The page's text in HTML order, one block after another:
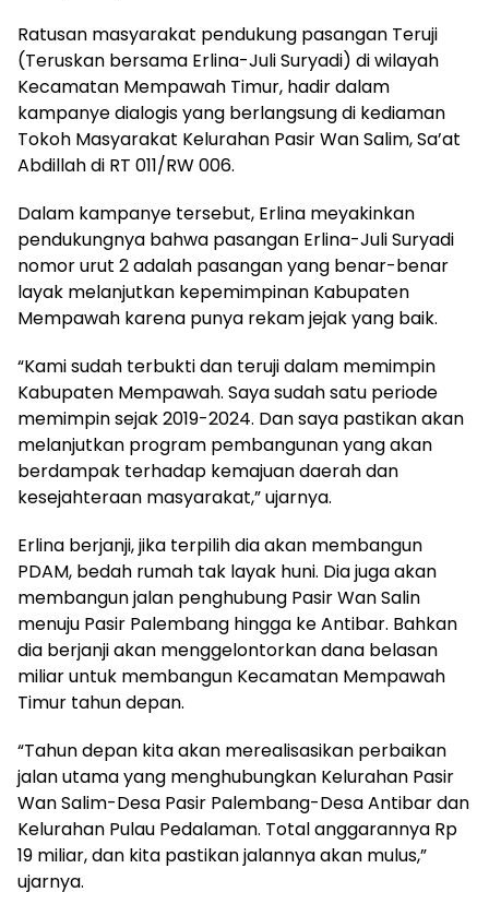
Ratusan masyarakat pendukung pasangan Teruji
(Teruskan bersama Erlina-Juli Suryadi) di wilayah
Kecamatan Mempawah Timur, hadir dalam
kampanye dialogis yang berlangsung di kediaman
Tokoh Masyarakat Kelurahan Pasir Wan Salim, Sa’at
Abdillah di RT 011/RW 006.
Dalam kampanye tersebut, Erlina meyakinkan
pendukungnya bahwa pasangan Erlina-Juli Suryadi
nomor urut 2 adalah pasangan yang benar-benar
layak melanjutkan kepemimpinan Kabupaten
Mempawah karena punya rekam jejak yang baik.
“Kami sudah terbukti dan teruji dalam memimpin
Kabupaten Mempawah. Saya sudah satu periode
memimpin sejak 2019-2024. Dan saya pastikan akan
melanjutkan program pembangunan yang akan
berdampak terhadap kemajuan daerah dan
kesejahteraan masyarakat,” ujarnya.
Erlina berjanji, jika terpilih dia akan membangun
PDAM, bedah rumah tak layak huni. Dia juga akan
membangun jalan penghubung Pasir Wan Salin
menuju Pasir Palembang hingga ke Antibar. Bahkan
dia berjanji akan menggelontorkan dana belasan
miliar untuk membangun Kecamatan Mempawah
Timur tahun depan.
“Tahun depan kita akan merealisasikan perbaikan
jalan utama yang menghubungkan Kelurahan Pasir
Wan Salim-Desa Pasir Palembang-Desa Antibar dan
Kelurahan Pulau Pedalaman. Total anggarannya Rp
19 miliar, dan kita pastikan jalannya akan mulus,”
ujarnya.